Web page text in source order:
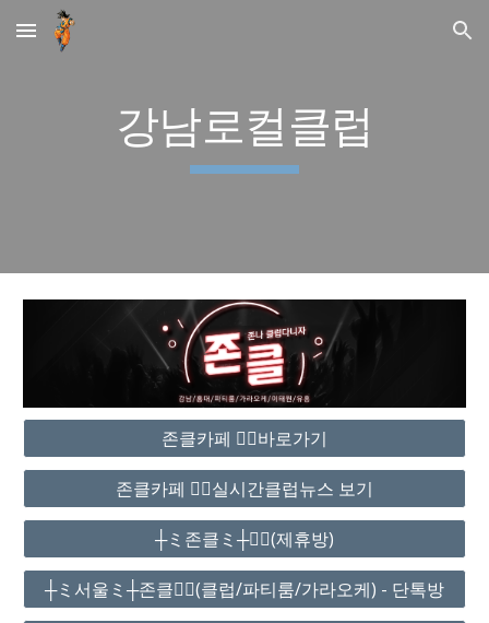
Skip to main content Skip to navigation
강남로컬클럽
존클카페 ❤️‍🔥바로가기
존클카페 ❤️‍🔥실시간클럽뉴스 보기
┼ミ존클ミ┼❤️‍🔥(제휴방)
┼ミ서울ミ┼존클❤️‍🔥(클럽/파티룸/가라오케) - 단톡방